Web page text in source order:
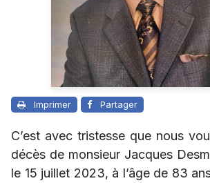
Imprimer Partager
C’est avec tristesse que nous
décès de monsieur Jacques
le 15 juillet 2023, à l’âge de 83